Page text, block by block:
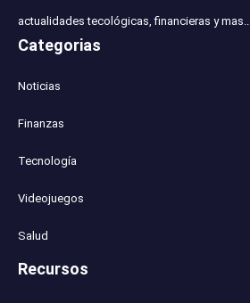
actualidades tecológicas, financieras y mas..
Categorias
Noticias
Finanzas
Tecnología
Videojuegos
Salud
Recursos